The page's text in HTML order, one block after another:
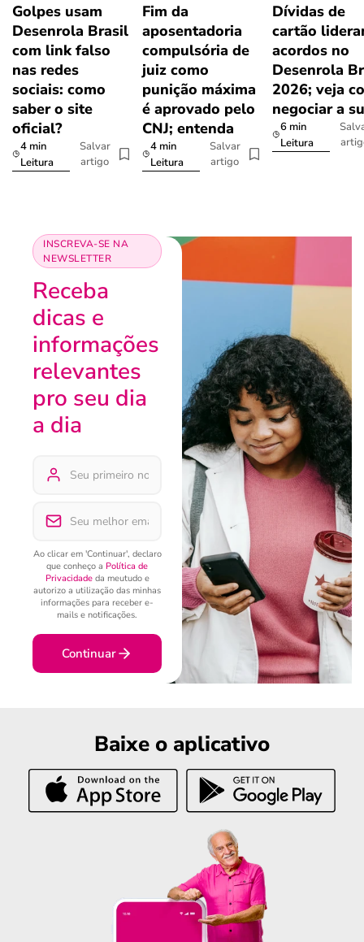
Golpes usam
Desenrola Brasil
com link falso
nas redes
sociais: como
saber o site
oficial?
4 min
Leitura
Salvar
artigo
Fim da
aposentadoria
compulsória de
juiz como
punição máxima
é aprovado pelo
CNJ; entenda
4 min
Leitura
Salvar
artigo
Dívidas de
cartão
acordos no
Desenrola
2026; veja
negociar a
6 min
Leitura
INSCREVA-SE NA
NEWSLETTER
Receba
dicas e
informações
relevantes
pro seu dia
a dia
Ao clicar em 'Continuar', declaro
que conheço a Política de
Privacidadeda meutudo e
autorizo a utilização das minhas
informações para receber e-
mails e notificações.
Continuar
Baixe o aplicativo